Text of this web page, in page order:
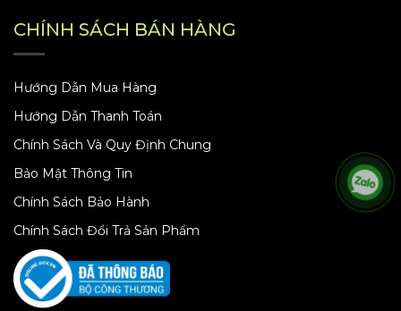
CHÍNH SÁCH BÁN HÀNG
Hướng Dẫn Mua Hàng
Hướng Dẫn Thanh Toán
Chính Sách Và Quy Định Chung
Bảo Mật Thông Tin
Chính Sách Bảo Hành
Chính Sách Đổi Trả Sản Phẩm